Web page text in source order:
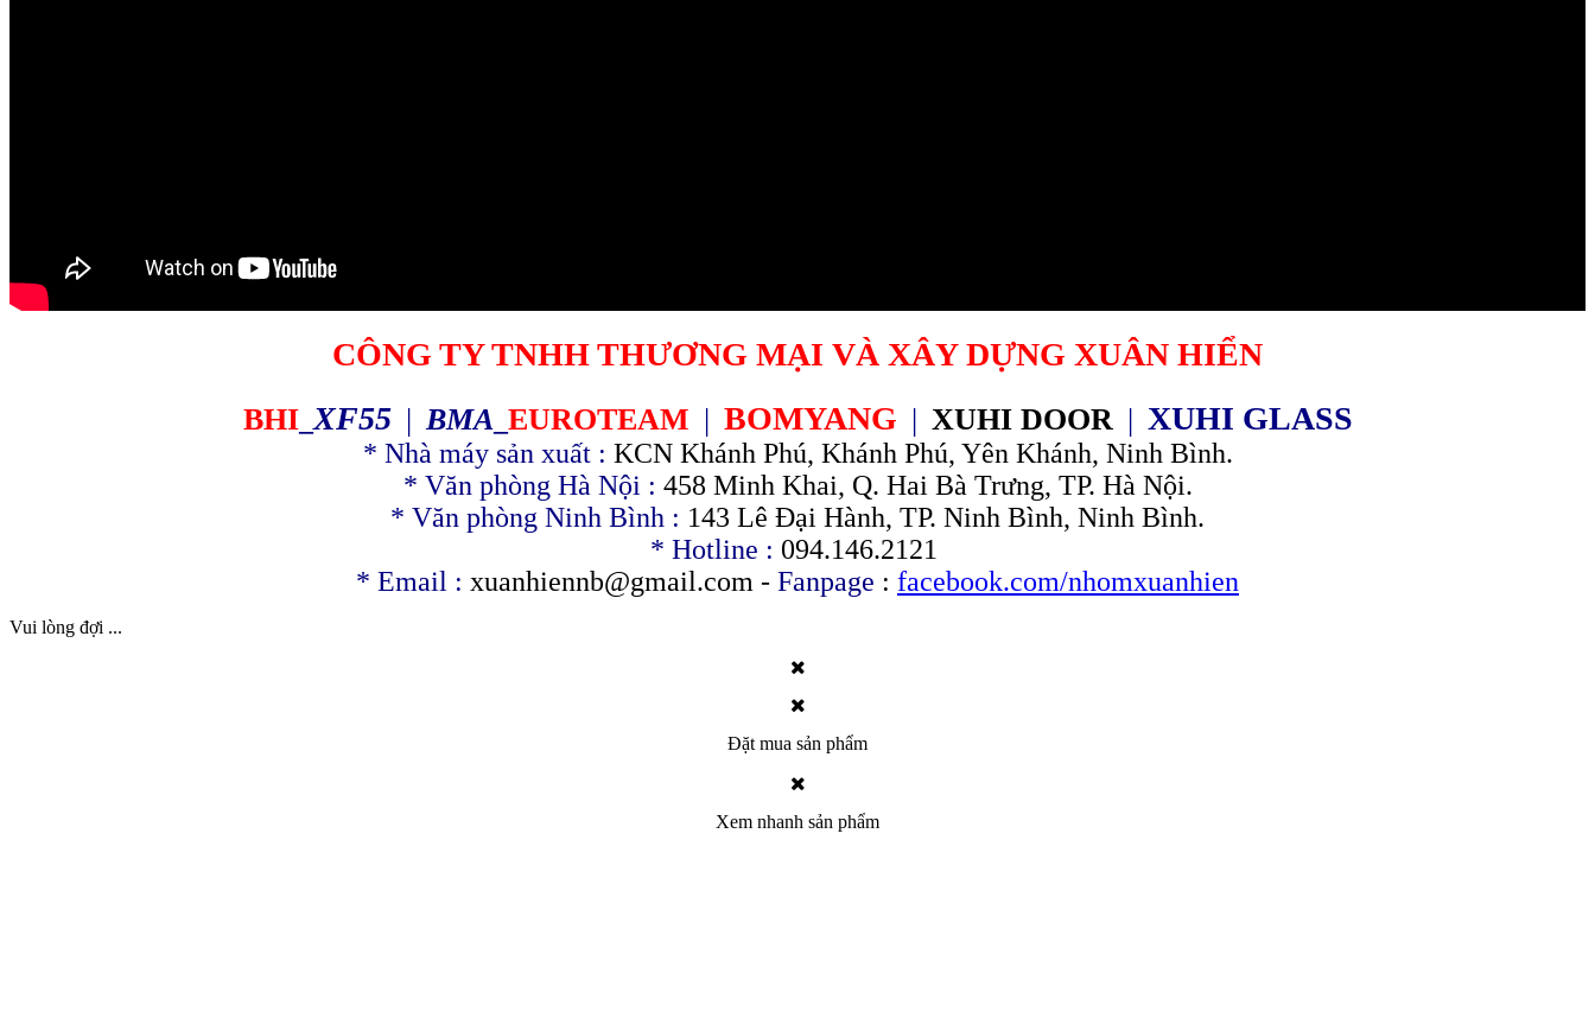
CÔNG TY TNHH THƯƠNG MẠI VÀ XÂY DỰNG XUÂN HIỂN
BHI_ XF55 | BMA EUROTEAM | BOMYANG | XUHI DOOR | XUHI GLASS
* Nhà máy sản xuất : KCN Khánh Phú, Khánh Phú, Yên Khánh, Ninh Bình.
* Văn phòng Hà Nội : 458 Minh Khai, Q. Hai Bà Trưng, TP. Hà Nội.
* Văn phòng Ninh Bình : 143 Lê Đại Hành, TP. Ninh Bình, Ninh Bình.
* Hotline : 094.146.2121
* Email : xuanhiennb@gmail.com - Fanpage : facebook.com/nhomxuanhien
Vui lòng đợi ...
Đặt mua sản phẩm
Xem nhanh sản phẩm